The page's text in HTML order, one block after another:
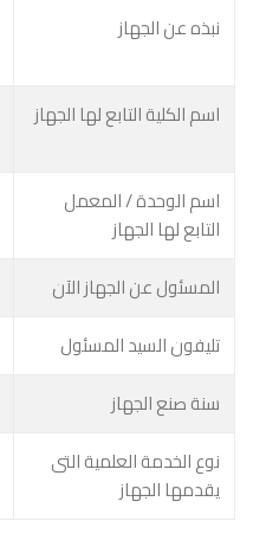
نبذه عن الجهاز
اسم الكلية التابع لها الجهاز
اسم الوحدة / المعمل
التابع لها الجهاز
المسئول عن الجهاز الآن
تليفون السيد المسئول
سنة صنع الجهاز
نوع الخدمة العلمية التى
يقدمها الجهاز